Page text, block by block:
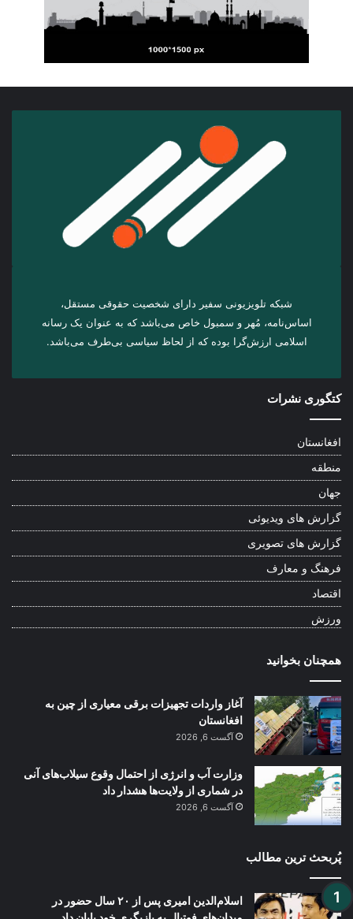
شبکه تلویزیونی سفیر دارای شخصیت حقوقی مستقل،
اساس‌نامه، مُهر و سمبول خاص می‌باشد که به عنوان یک رسانه
اسلامی ارزش‌گرا بوده که از لحاظ سیاسی بی‌طرف می‌باشد.
کتگوری نشرات
افغانستان
منطقه
جهان
گزارش های ویدیوئی
گزارش های تصویری
فرهنگ و معارف
اقتصاد
ورزش
همچنان بخوانید
آغاز واردات تجهیزات برقی معیاری از چین به
افغانستان
آگست 6, 2026
وزارت آب و انرژی از احتمال وقوع سیلاب‌های آنی
در شماری از ولایت‌ها هشدار داد
آگست 6, 2026
پُربحث ترین مطالب
اسلام‌الدین امیری پس از ۲۰ سال حضور در